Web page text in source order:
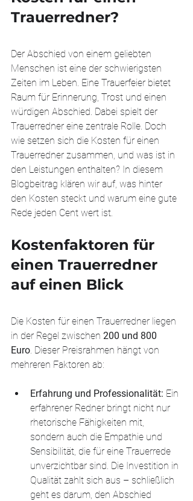
Trauerredner?
Der Abschied von einem geliebten
Menschen ist eine der schwierigsten
Zeiten im Leben. Eine Trauerfeier bietet
Raum für Erinnerung, Trost und einen
würdigen Abschied. Dabei spielt der
Trauerredner eine zentrale Rolle. Doch
wie setzen sich die Kosten für einen
Trauerredner zusammen, und was ist in
den Leistungen enthalten? In diesem
Blogbeitrag klären wir auf, was hinter
den Kosten steckt und warum eine gute
Rede jeden Cent wert ist.
Kostenfaktoren für
einen Trauerredner
auf einen Blick
Die Kosten für einen Trauerredner liegen
in der Regel zwischen 200 und 800
Euro. Dieser Preisrahmen hängt von
mehreren Faktoren ab:
Erfahrung und Professionalität: Ein
erfahrener Redner bringt nicht nur
rhetorische Fähigkeiten mit,
sondern auch die Empathie und
Sensibilität, die für eine Trauerrede
unverzichtbar sind. Die Investition in
Qualität zahlt sich aus – schließlich
geht es darum, den Abschied